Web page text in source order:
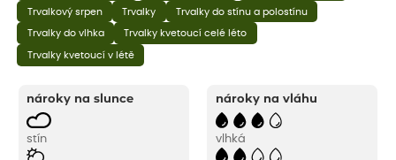
Trvalkový srpen Trvalky Trvalky do stínu a polostínu
Trvalky do vlhka Trvalky kvetoucí celé léto
Trvalky kvetoucí v létě
nároky na slunce
stín
nároky na vláhu
vlhká